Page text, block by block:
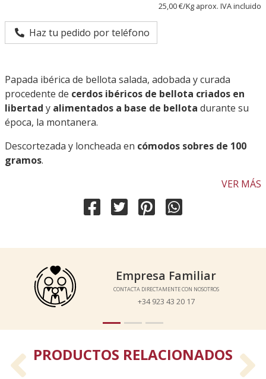
25,00 €/Kg aprox. IVA incluido
Haz tu pedido por teléfono
Papada ibérica de bellota salada, adobada y curada
procedente de cerdos ibéricos de bellota criados en
libertad y alimentados a base de bellota durante su
época, la montanera.
Descortezada y loncheada en cómodos sobres de 100
gramos.
VER MÁS
Empresa Familiar
CONTACTA DIRECTAMENTE CON NOSOTROS
+34 923 43 20 17
Empresa Familiar
CONTACTA DIRECTAMENTE CON NOSOTROS
+34 923 43 20 17
PRODUCTOS RELACIONADOS
Previous